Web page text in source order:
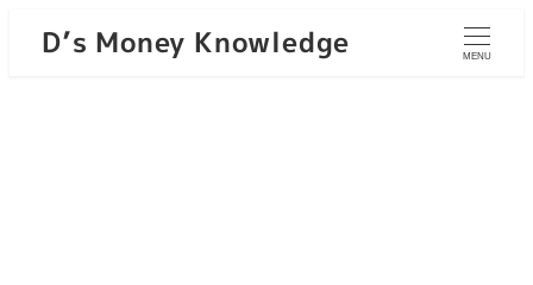
D’s Money Knowledge MENU